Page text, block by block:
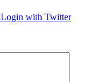
Login with Twitter